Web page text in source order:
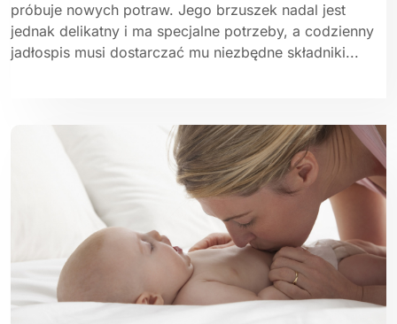
próbuje nowych potraw. Jego brzuszek nadal jest
jednak delikatny i ma specjalne potrzeby, a codzienny
jadłospis musi dostarczać mu niezbędne składniki...